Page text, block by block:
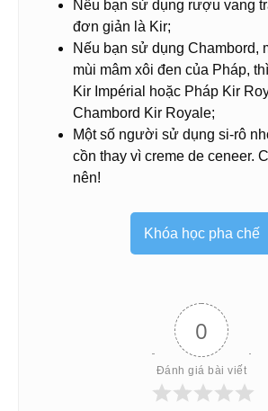
Nếu bạn sử dụng rượu vang
đơn giản là Kir;
Nếu bạn sử dụng Chambord,
mùi mâm xôi đen của Pháp,
Kir Impérial hoặc Pháp Kir
Chambord Kir Royale;
Một số người sử dụng si-rô
cồn thay vì creme de ceneer.
nên!
Khóa học pha chế
0
Đánh giá bài viết